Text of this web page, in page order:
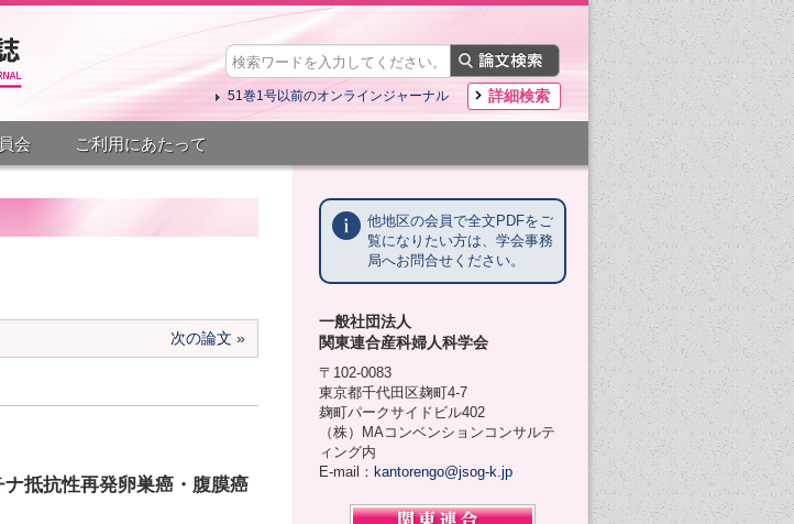
51巻1号以前のオンラインジャーナル 詳細検索
会 ご利用にあたって
次の論文 »
抵抗性再発卵巣癌・腹膜癌
他地区の会員で全文PDFをご
覧になりたい方は、学会事務
局へお問合せください。
一般社団法人
関東連合産科婦人科学会
〒102-0083
東京都千代田区麹町4-7
麹町パークサイドビル402
（株）MAコンベンションコンサルテ
ィング内
E-mail： kantorengo@jsog-k.jp